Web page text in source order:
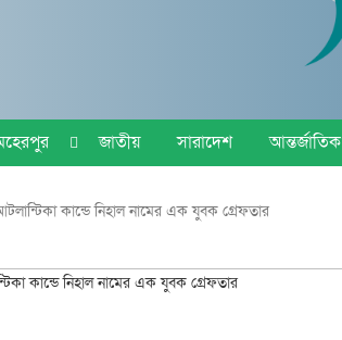
জাতীয় সারাদেশ আন্তর্জাতিক
কান্ডে নিহাল নামের এক যুবক গ্রেফতার